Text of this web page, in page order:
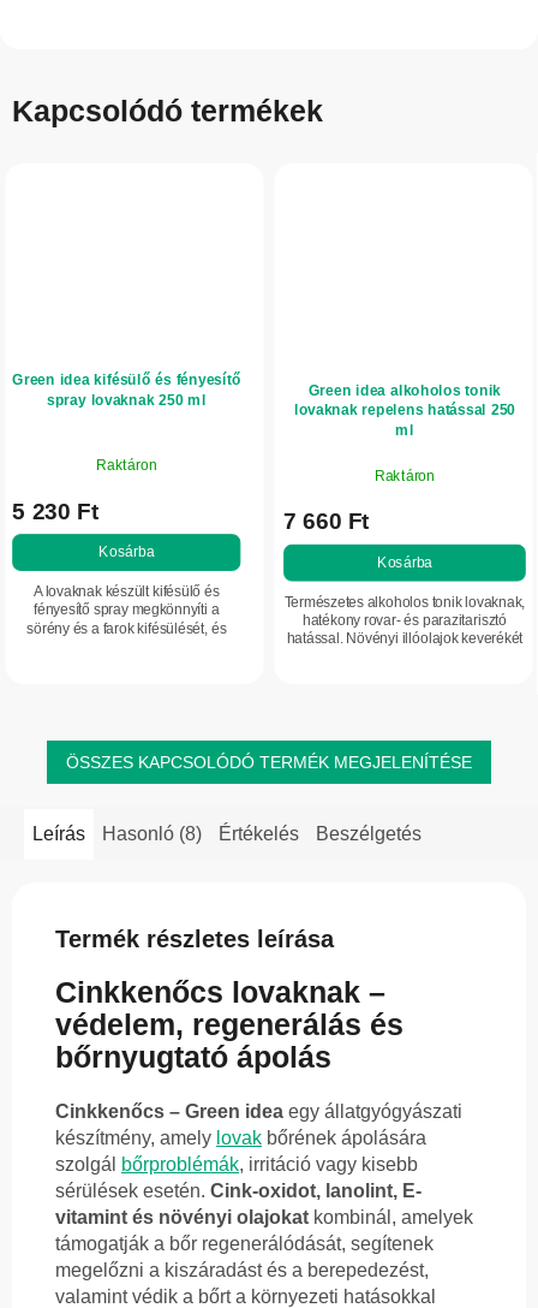
Kapcsolódó termékek
Green idea kifésülő és fényesítő
spray lovaknak 250 ml
Raktáron
5 230 Ft
Kosárba
A lovaknak készült kifésülő és
fényesítő spray megkönnyíti a
sörény és a farok kifésülését, és
Green idea alkoholos tonik
lovaknak repelens hatással 250
ml
Raktáron
7 660 Ft
Kosárba
Természetes alkoholos tonik lovaknak,
hatékony rovar- és parazitarisztó
hatással. Növényi illóolajok keverékét
ÖSSZES KAPCSOLÓDÓ TERMÉK MEGJELENÍTÉSE
Leírás Hasonló (8) Értékelés Beszélgetés
Termék részletes leírása
Cinkkenőcs lovaknak –
védelem, regenerálás és
bőrnyugtató ápolás
Cinkkenőcs – Green idea egy állatgyógyászati
készítmény, amely lovak bőrének ápolására
szolgál
bőrproblémák, irritáció vagy kisebb
sérülések esetén. Cink-oxidot, lanolint, E-
vitamint és növényi olajokat kombinál, amelyek
támogatják a bőr regenerálódását, segítenek
megelőzni a kiszáradást és a berepedezést,
valamint védik a bőrt a környezeti hatásokkal